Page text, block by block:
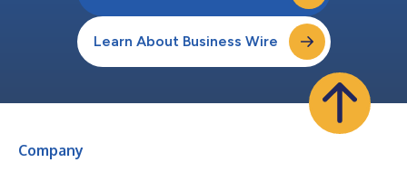
Learn About Business Wire
Company